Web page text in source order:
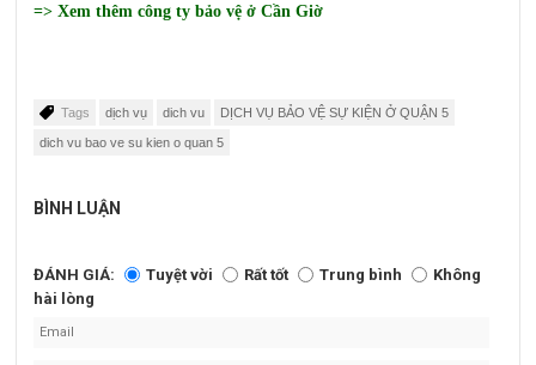
=> Xem thêm công ty bảo vệ ở Cần Giờ
Tags dịch vụ dich vu DỊCH VỤ BẢO VỆ SỰ KIỆN Ở QUẬN 5
dich vu bao ve su kien o quan 5
BÌNH LUẬN
ĐÁNH GIÁ: Tuyệt vời Rất tốt Trung bình
Không
hài lòng